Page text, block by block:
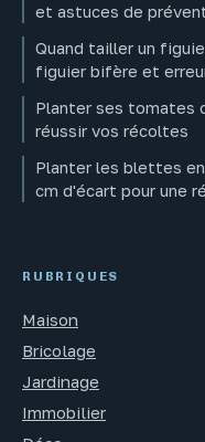
et astuces de
Quand tailler un
figuier bifère et
Planter ses tomates
réussir vos récoltes
Planter les blettes
cm d'écart pour une
RUBRIQUES
Maison
Bricolage
Jardinage
Immobilier